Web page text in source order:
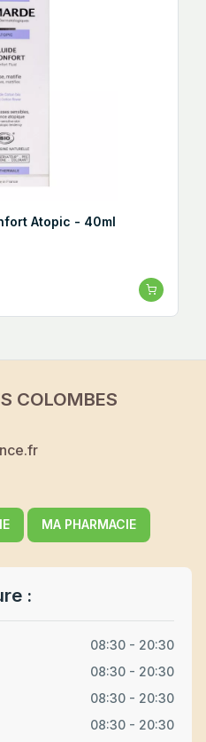
Gamarde - Fluide Reconfort Atopic - 40ml
COLOMBES
MA PHARMACIE
:
08:30 - 20:30
08:30 - 20:30
08:30 - 20:30
08:30 - 20:30